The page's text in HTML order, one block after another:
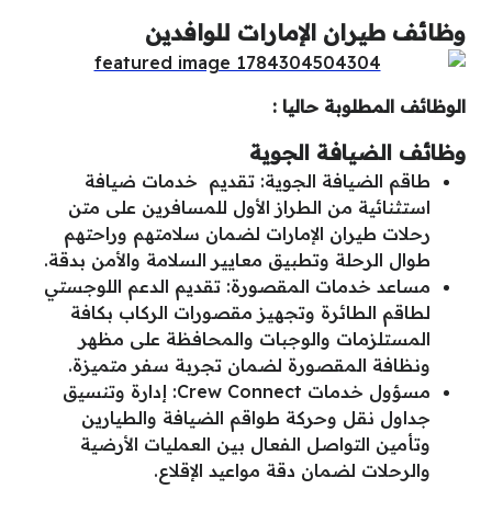
وظائف طيران الإمارات للوافدين
الوظائف المطلوبة حاليا :
وظائف الضيافة الجوية
طاقم الضيافة الجوية: تقديم خدمات ضيافة
استثنائية من الطراز الأول للمسافرين على متن
رحلات طيران الإمارات لضمان سلامتهم وراحتهم
طوال الرحلة وتطبيق معايير السلامة والأمن بدقة.
مساعد خدمات المقصورة: تقديم الدعم اللوجستي
لطاقم الطائرة وتجهيز مقصورات الركاب بكافة
المستلزمات والوجبات والمحافظة على مظهر
ونظافة المقصورة لضمان تجربة سفر متميزة.
مسؤول خدمات Crew Connect: إدارة وتنسيق
جداول نقل وحركة طواقم الضيافة والطيارين
وتأمين التواصل الفعال بين العمليات الأرضية
والرحلات لضمان دقة مواعيد الإقلاع.